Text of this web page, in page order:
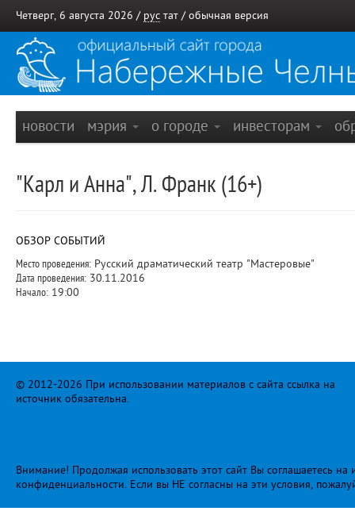
Четверг, 6 августа 2026 / рус тат / обычная версия
новости мэрия о городе инвесторам
"Карл и Анна", Л. Франк (16+)
ОБЗОР СОБЫТИЙ
Место проведения: Русский драматический театр "Мастеровые"
Дата проведения: 30.11.2016
Начало: 19:00
© 2012-2026 При использовании материалов с сайта ссылка на
источник обязательна.
Внимание! Продолжая использовать этот сайт Вы соглашаетесь
конфиденциальности. Если вы НЕ согласны на эти условия,